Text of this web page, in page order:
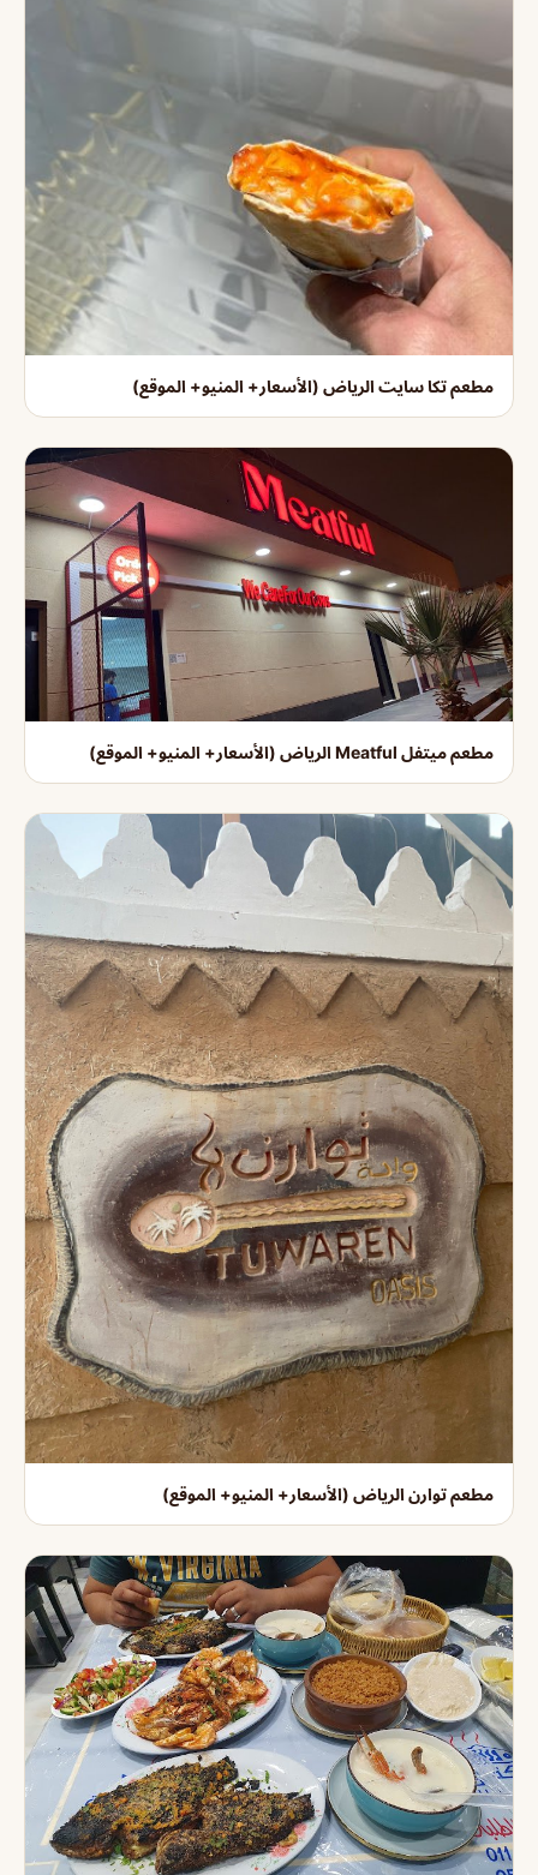
مطعم تكا سايت الرياض (الأسعار+ المنيو+ الموقع)
مطعم ميتفل Meatful الرياض (الأسعار+ المنيو+ الموقع)
مطعم توارن الرياض (الأسعار+ المنيو+ الموقع)